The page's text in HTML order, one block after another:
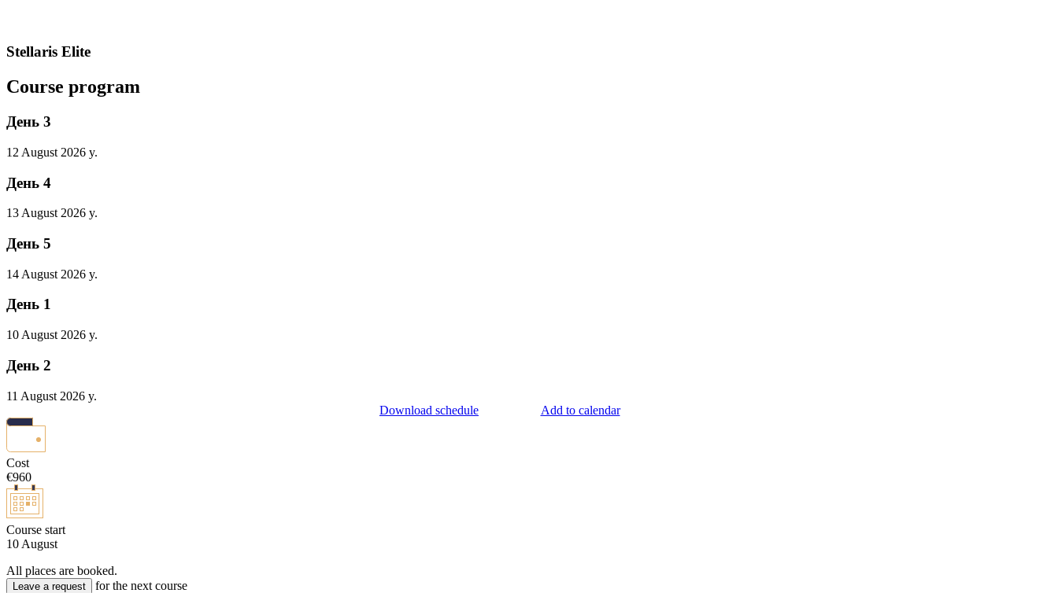
Stellaris Elite
Course program
День 3
12 August 2026 y.
День 4
13 August 2026 y.
День 5
14 August 2026 y.
День 1
10 August 2026 y.
День 2
11 August 2026 y.
Download schedule
Add to calendar
Cost
€960
Course start
10 August
All places are booked.
Leave a request for the next course